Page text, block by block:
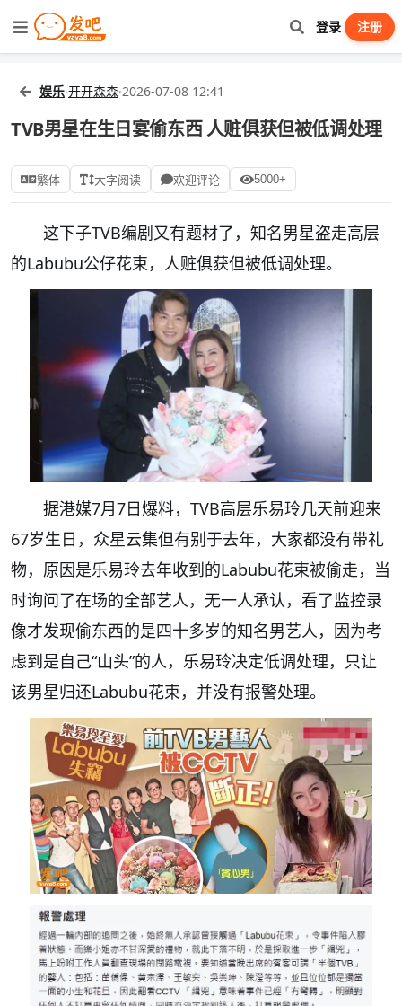
登录 注册
娱乐·开开森森·2026-07-08 12:41
TVB男星在生日宴偷东西 人赃俱获但被低调处理
繁体 大字阅读 欢迎评论 5000+
这下子TVB编剧又有题材了，知名男星盗走高层
的Labubu公仔花束，人赃俱获但被低调处理。
据港媒7月7日爆料，TVB高层乐易玲几天前迎来
67岁生日，众星云集但有别于去年，大家都没有带礼
物，原因是乐易玲去年收到的Labubu花束被偷走，当
时询问了在场的全部艺人，无一人承认，看了监控录
像才发现偷东西的是四十多岁的知名男艺人，因为考
虑到是自己“山头”的人，乐易玲决定低调处理，只让
该男星归还Labubu花束，并没有报警处理。